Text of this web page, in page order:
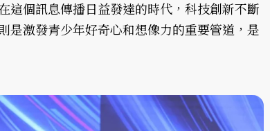
這個訊息傳播日益發達的時代，科技創新不斷
是激發青少年好奇心和想像力的重要管道，是